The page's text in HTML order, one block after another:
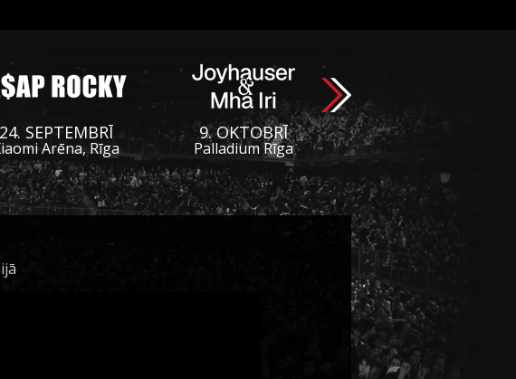
24. SEPTEMBRĪ
Arēna, Rīga
9. OKTOBRĪ
Palladium Rīga